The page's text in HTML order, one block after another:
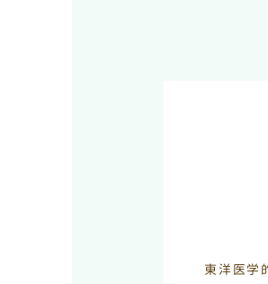
東洋医学